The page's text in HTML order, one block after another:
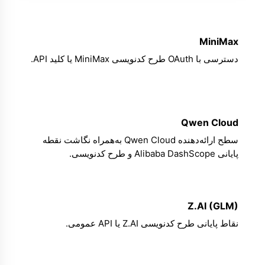
MiniMax
دسترسی با OAuth طرح کدنویسی MiniMax یا کلید API.
Qwen Cloud
سطح ارائه‌دهنده Qwen Cloud به‌همراه نگاشت نقطه
پایانی Alibaba DashScope و طرح کدنویسی.
Z.AI (GLM)
نقاط پایانی طرح کدنویسی Z.AI یا API عمومی.